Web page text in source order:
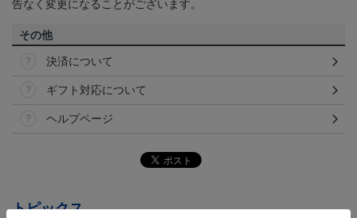
告なく変更になることがございます。
その他
決済について
ギフト対応について
ヘルプページ
トピックス